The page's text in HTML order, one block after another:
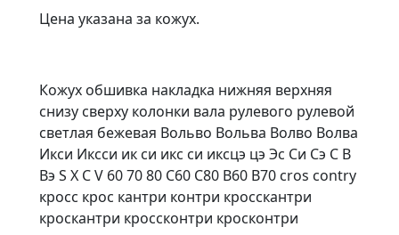
Цена указана за кожух.
Кожух обшивка накладка нижняя верхняя
снизу сверху колонки вала рулевого рулевой
светлая бежевая Вольво Вольва Волво Волва
Икси Иксси ик си икс си иксцэ цэ Эс Си Сэ С В
Вэ S X C V 60 70 80 С60 С80 В60 В70 cros contry
кросс крос кантри контри кросскантри
кроскантри кроссконтри кросконтри